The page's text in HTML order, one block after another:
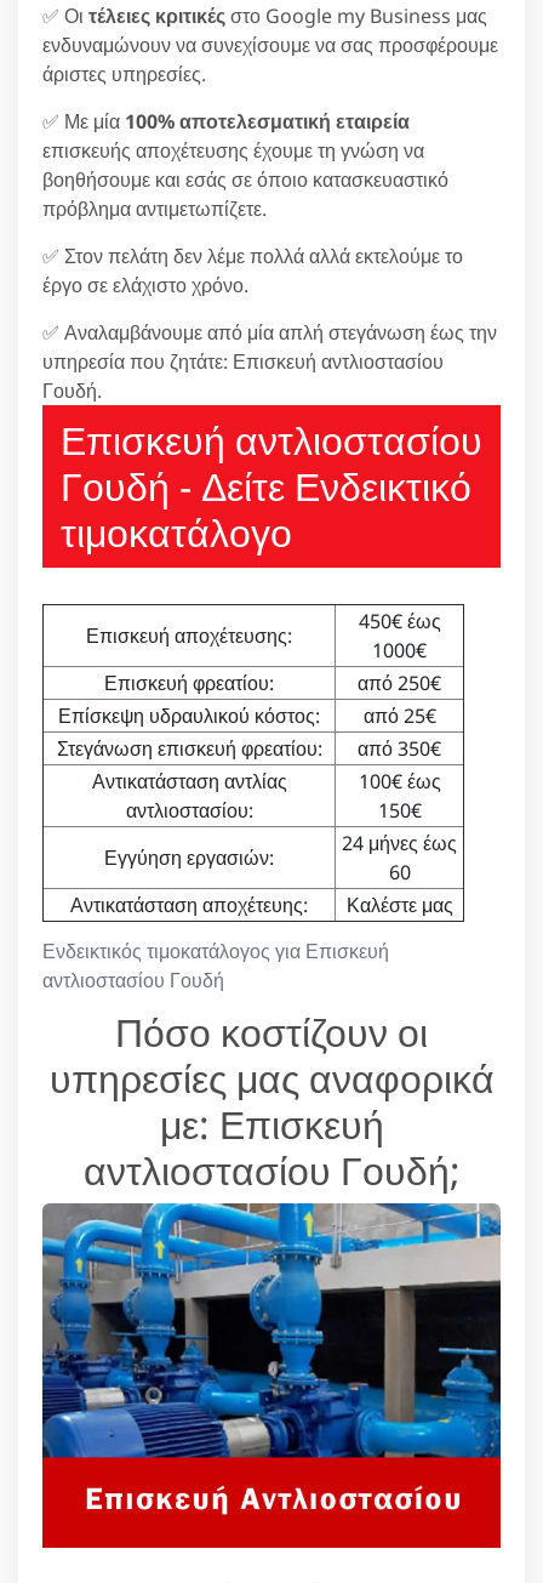
✅ Οι τέλειες κριτικέςστο Google my Business μας
ενδυναμώνουν να συνεχίσουμε να σας προσφέρουμε
άριστες υπηρεσίες.
✅ Με μία 100% αποτελεσματική εταιρεία
επισκευής αποχέτευσης έχουμε τη γνώση να
βοηθήσουμε και εσάς σε όποιο κατασκευαστικό
πρόβλημα αντιμετωπίζετε.
✅ Στον πελάτη δεν λέμε πολλά αλλά εκτελούμε το
έργο σε ελάχιστο χρόνο.
✅ Αναλαμβάνουμε από μία απλή στεγάνωση έως την
υπηρεσία που ζητάτε: Επισκευή αντλιοστασίου
Γουδή.
Επισκευή αντλιοστασίου
Γουδή - Δείτε Ενδεικτικό
τιμοκατάλογο
Ενδεικτικός τιμοκατάλογος για Επισκευή
αντλιοστασίου Γουδή
Επισκευή αποχέτευσης:
450€ έως
1000€
Επισκευή φρεατίου:
από 250€
Επίσκεψη υδραυλικού κόστος:
από 25€
Στεγάνωση επισκευή φρεατίου:
από 350€
Αντικατάσταση αντλίας
αντλιοστασίου:
100€ έως
150€
Εγγύηση εργασιών:
24 μήνες έως
60
Αντικατάσταση αποχέτευης:
Καλέστε μας
Πόσο κοστίζουν οι
υπηρεσίες μας αναφορικά
με: Επισκευή
αντλιοστασίου Γουδή;